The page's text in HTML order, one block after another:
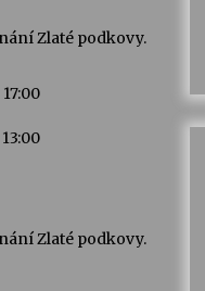
Zlaté podkovy.
Zlaté podkovy.